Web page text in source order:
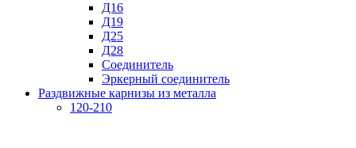
Д16
Д19
Д25
Д28
Соединитель
Эркерный соединитель
Раздвижные карнизы из металла
120-210